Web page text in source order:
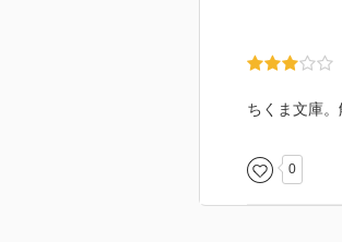
ちくま文庫
0